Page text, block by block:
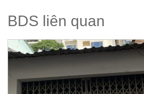
BDS liên quan